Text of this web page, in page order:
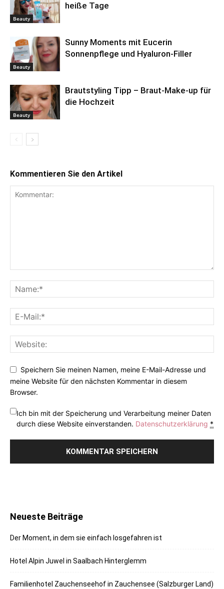
Beauty
heiße Tage
Beauty
Sunny Moments mit Eucerin
Sonnenpflege und Hyaluron-Filler
Beauty
Brautstyling Tipp – Braut-Make-up für
die Hochzeit
Kommentieren Sie den Artikel
Speichern Sie meinen Namen, meine E-Mail-Adresse und
meine Website für den nächsten Kommentar in diesem
Browser.
Ich bin mit der Speicherung und Verarbeitung meiner Daten
durch diese Website einverstanden. Datenschutzerklärung *
Neueste Beiträge
Der Moment, in dem sie einfach losgefahren ist
Hotel Alpin Juwel in Saalbach Hinterglemm
Familienhotel Zauchenseehof in Zauchensee (Salzburger Land)